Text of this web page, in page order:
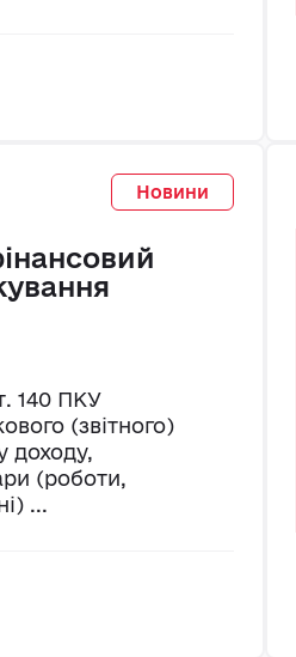
Новини
140 ПКУ
(звітного)
доходу,
(роботи,
...